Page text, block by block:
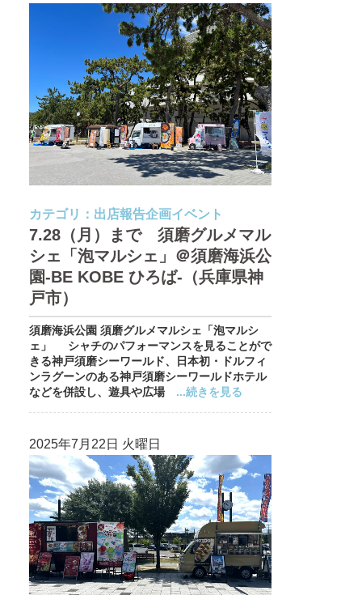
カテゴリ： 出店報告企画イベント
7.28（月）まで 須磨グルメマル
シェ「泡マルシェ」＠須磨海浜公
園-BE KOBE ひろば-（兵庫県神
戸市）
須磨海浜公園 須磨グルメマルシェ「泡マルシ
ェ」 シャチのパフォーマンスを見ることがで
きる神戸須磨シーワールド、日本初・ドルフィ
ンラグーンのある神戸須磨シーワールドホテル
などを併設し、遊具や広場...続きを見る
2025年7月22日 火曜日